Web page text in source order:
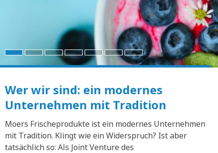
Für die großen und
kleinen Emotionen
Wer wir sind: ein modernes
Unternehmen mit Tradition
Moers Frischeprodukte ist ein modernes Unternehmen
mit Tradition. Klingt wie ein Widerspruch? Ist aber
tatsächlich so: Als Joint Venture des